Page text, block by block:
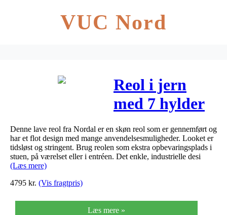
VUC Nord
Reol i jern
med 7 hylder
(sort)
Denne lave reol fra Nordal er en skøn reol som er gennemført og
har et flot design med mange anvendelsesmuligheder. Looket er
tidsløst og stringent. Brug reolen som ekstra opbevaringsplads i
stuen, på værelset eller i entréen. Det enkle, industrielle desi
(Læs mere)
4795 kr. (Vis fragtpris)
Læs mere »